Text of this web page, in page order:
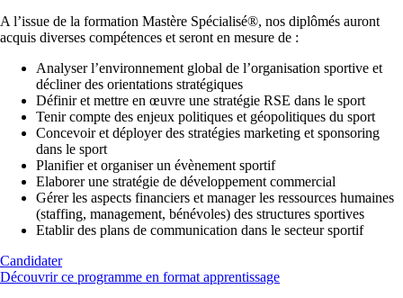
A l’issue de la formation Mastère Spécialisé®, nos diplômés auront
acquis diverses compétences et seront en mesure de :
Analyser l’environnement global de l’organisation sportive et
décliner des orientations stratégiques
Définir et mettre en œuvre une stratégie RSE dans le sport
Tenir compte des enjeux politiques et géopolitiques du sport
Concevoir et déployer des stratégies marketing et sponsoring
dans le sport
Planifier et organiser un évènement sportif
Elaborer une stratégie de développement commercial
Gérer les aspects financiers et manager les ressources humaines
(staffing, management, bénévoles) des structures sportives
Etablir des plans de communication dans le secteur sportif
Candidater
Découvrir ce programme en format apprentissage